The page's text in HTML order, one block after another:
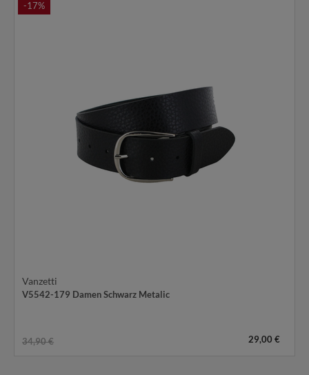
-17%
Vanzetti
V5542-179 Damen Schwarz Metalic
34,90 € 29,00 €